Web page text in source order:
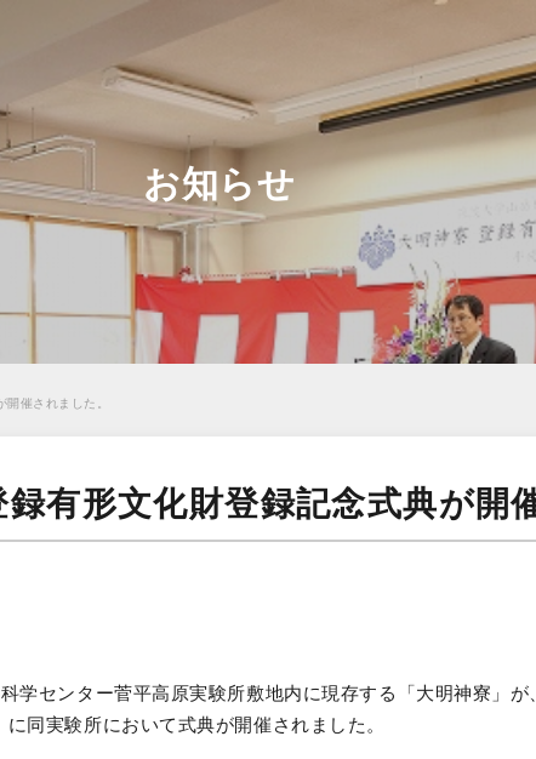
お知らせ
催されました。
有形文化財登録記念式典が開
学センター菅平高原実験所敷地内に現存する「大明神寮」
同実験所において式典が開催されました。